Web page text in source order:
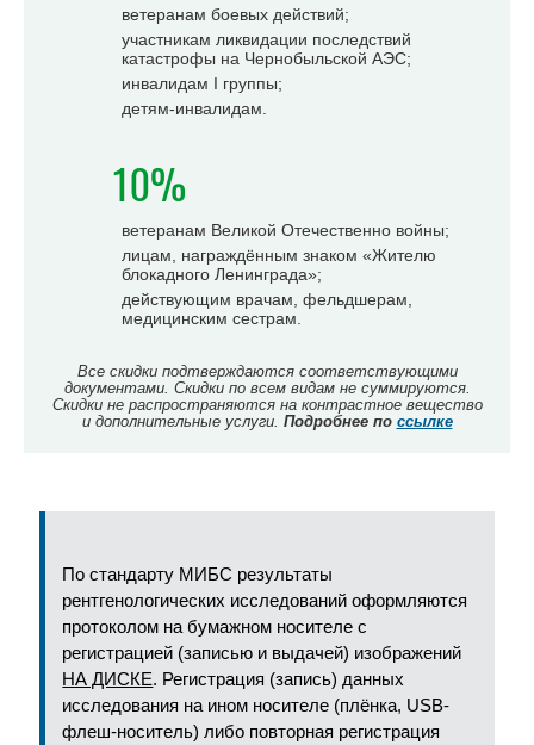
ветеранам боевых действий;
участникам ликвидации последствий
катастрофы на Чернобыльской АЭС;
инвалидам I группы;
детям-инвалидам.
10%
ветеранам Великой Отечественно войны;
лицам, награждённым знаком «Жителю
блокадного Ленинграда»;
действующим врачам, фельдшерам,
медицинским сестрам.
Все скидки подтверждаются соответствующими
документами. Скидки по всем видам не суммируются.
Скидки не распространяются на контрастное вещество
и дополнительные услуги. Подробнее по ссылке
По стандарту МИБС результаты
рентгенологических исследований оформляются
протоколом на бумажном носителе с
регистрацией (записью и выдачей) изображений
НА ДИСКЕ. Регистрация (запись) данных
исследования на ином носителе (плёнка, USB-
флеш-носитель) либо повторная регистрация